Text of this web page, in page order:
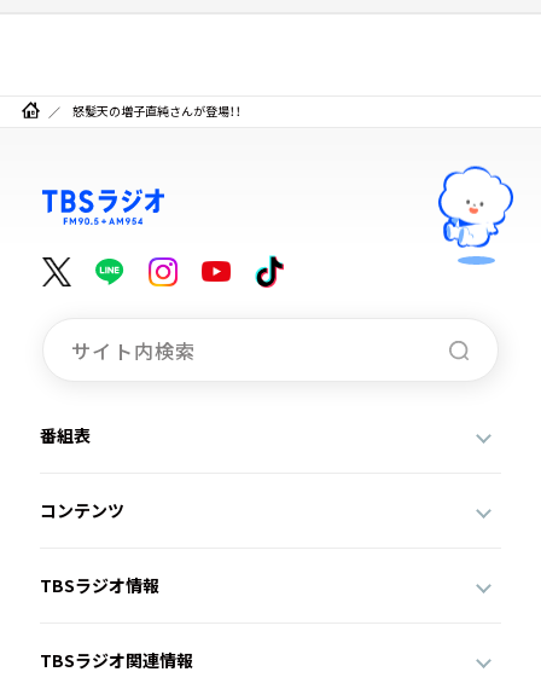
怒髪天の増子直純さんが登場！！
番組表
コンテンツ
TBSラジオ情報
TBSラジオ関連情報